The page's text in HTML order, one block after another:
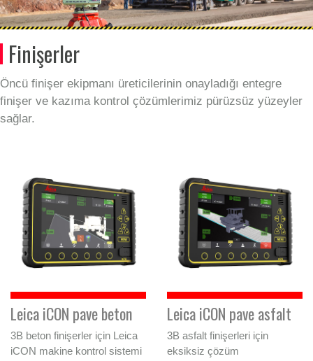
Finişerler
Öncü finişer ekipmanı üreticilerinin onayladığı entegre
finişer ve kazıma kontrol çözümlerimiz pürüzsüz yüzeyler
sağlar.
Leica iCON pave beton
3B beton finişerler için Leica
iCON makine kontrol sistemi
Leica iCON pave asfalt
3B asfalt finişerleri için
eksiksiz çözüm